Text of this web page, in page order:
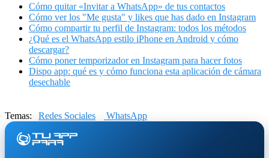
Cómo quitar «Invitar a WhatsApp» de tus contactos
Cómo ver los "Me gusta" y likes que has dado en Instagram
Cómo compartir tu perfil de Instagram: todos los métodos
¿Qué es el WhatsApp estilo iPhone en Android y cómo
descargar?
Cómo poner temporizador en Instagram para hacer fotos
Dispo app: qué es y cómo funciona esta aplicación de cámara
desechable
Temas: Redes Sociales WhatsApp